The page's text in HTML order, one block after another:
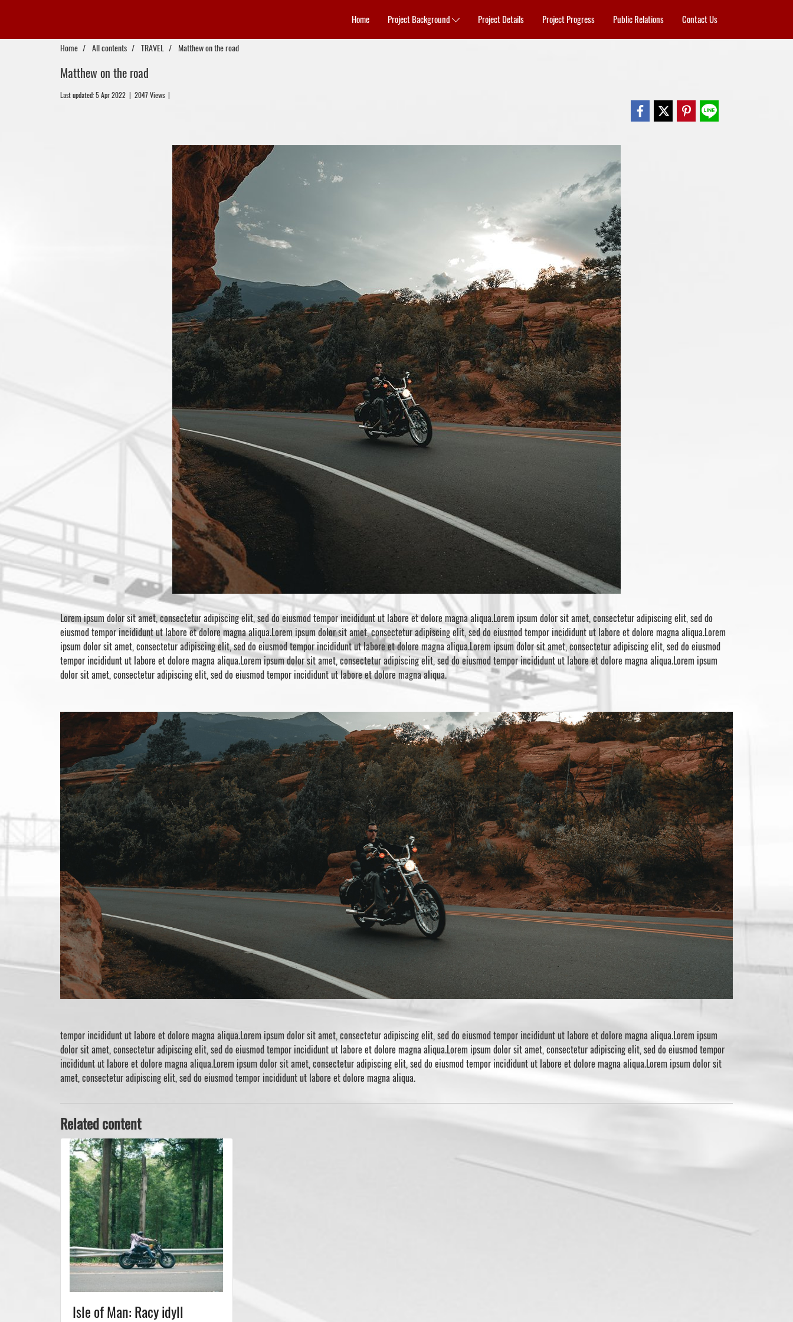
Home Project Background Project Details Project Progress Public Relations Contact Us
Home All contents TRAVEL Matthew on the road
Matthew on the road
Last updated: 5 Apr 2022 | 2047 Views |
Lorem ipsum dolor sit amet, consectetur adipiscing elit, sed do eiusmod tempor incididunt ut labore et dolore magna aliqua.Lorem ipsum dolor sit amet, consectetur adipiscing elit, sed do
eiusmod tempor incididunt ut labore et dolore magna aliqua.Lorem ipsum dolor sit amet, consectetur adipiscing elit, sed do eiusmod tempor incididunt ut labore et dolore magna aliqua.Lorem
ipsum dolor sit amet, consectetur adipiscing elit, sed do eiusmod tempor incididunt ut labore et dolore magna aliqua.Lorem ipsum dolor sit amet, consectetur adipiscing elit, sed do eiusmod
tempor incididunt ut labore et dolore magna aliqua.Lorem ipsum dolor sit amet, consectetur adipiscing elit, sed do eiusmod tempor incididunt ut labore et dolore magna aliqua.Lorem ipsum
dolor sit amet, consectetur adipiscing elit, sed do eiusmod tempor incididunt ut labore et dolore magna aliqua.
tempor incididunt ut labore et dolore magna aliqua.Lorem ipsum dolor sit amet, consectetur adipiscing elit, sed do eiusmod tempor incididunt ut labore et dolore magna aliqua.Lorem ipsum
dolor sit amet, consectetur adipiscing elit, sed do eiusmod tempor incididunt ut labore et dolore magna aliqua.Lorem ipsum dolor sit amet, consectetur adipiscing elit, sed do eiusmod tempor
incididunt ut labore et dolore magna aliqua.Lorem ipsum dolor sit amet, consectetur adipiscing elit, sed do eiusmod tempor incididunt ut labore et dolore magna aliqua.Lorem ipsum dolor sit
amet, consectetur adipiscing elit, sed do eiusmod tempor incididunt ut labore et dolore magna aliqua.
Related content
Isle of Man: Racy idyll